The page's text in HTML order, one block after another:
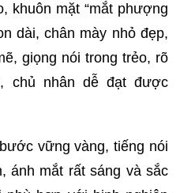
khuôn mặt “mắt phượng
dài, chân mày nhỏ đẹp,
giọng nói trong trẻo, rõ
chủ nhân dễ đạt được
vững vàng, tiếng nói
ánh mắt rất sáng và sắc